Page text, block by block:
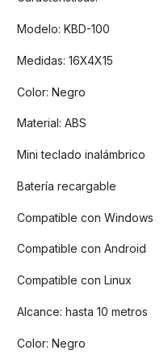
Modelo: KBD-100
Medidas: 16X4X15
Color: Negro
Material: ABS
Mini teclado inalámbrico
Batería recargable
Compatible con Windows
Compatible con Android
Compatible con Linux
Alcance: hasta 10 metros
Color: Negro